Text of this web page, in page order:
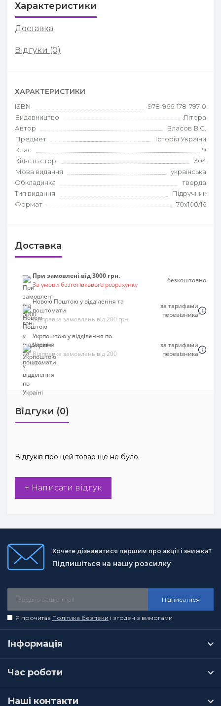
Характеристики
Доставка
Відгуки (0)
ХАРАКТЕРИСТИКИ
ISBN
978-966-178-797-0
Видавництво
Літера
Автор
Власов В.С.
Предмет
Історія України
Клас
9
Кіл-сть стор.
304
Мова видання
українська
Обкладинка
тверда
Тип видання
Підручник
Формат
70х100/16
Доставка
При замовлені від 3000 грн.
За умови безготівкового розрахунку
безкоштовно
Новою Поштою у відділення та
поштомати
Відправка замовлень від 200 грн
за тарифами
перевізника
Укрпоштою у відділення по
Україні
Відправка замовлень від 200
грн
за тарифами
перевізника
Відгуки (0)
Відгуків про цей товар ще не було.
+ Написати відгук
Хочете дізнаватися першим про акції і знижки?
Підпишіться на нашу розсилку
Підписатися
Я прочитав Політика безпеки і згоден з вимогами
Інформація
Час роботи
Наші контакти